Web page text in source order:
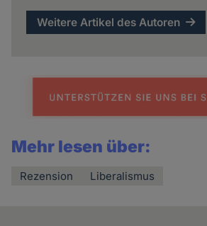
Weitere Artikel des Autoren
Mehr lesen über:
Rezension Liberalismus